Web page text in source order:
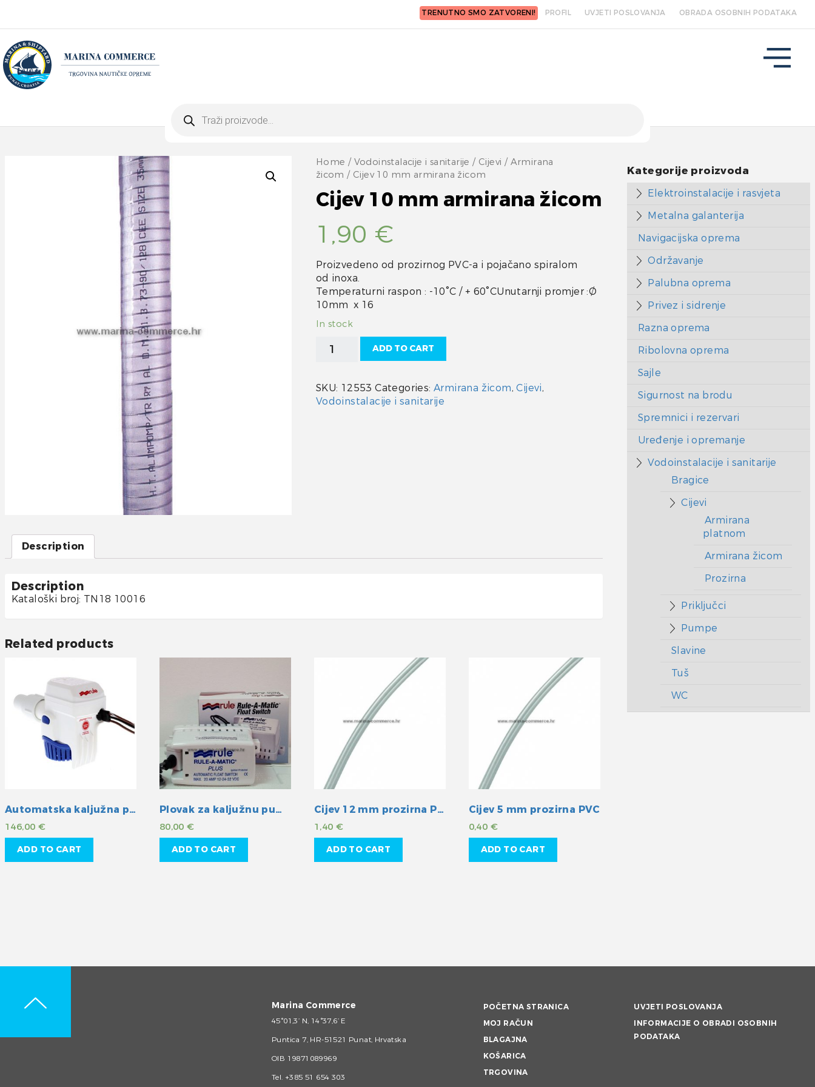
TRENUTNO SMO ZATVORENI! PROFIL UVJETI POSLOVANJA OBRADA OSOBNIH PODATAKA
search
Home / Vodoinstalacije i sanitarije / Cijevi / Armirana
žicom / Cijev 10 mm armirana žicom
Cijev 10 mm armirana žicom
1,90 €
Proizvedeno od prozirnog PVC-a i pojačano spiralom
od inoxa.
Temperaturni raspon : -10°C / + 60°CUnutarnji promjer :Ø
10mm x 16
In stock
Cijev
armirana
žicom
quantity
ADD TO CART
SKU: 12553 Categories: Armirana žicom,Cijevi,
Vodoinstalacije i sanitarije
Description
Description
Kataloški broj: TN18 10016
Related products
Automatska kaljužna pumpa 500GPH 12V
146,00 €
ADD TO CART
Plovak za kaljužnu pumpu Rule
80,00€
ADD TO CART
Cijev 12 mm prozirna PVC
1,40 €
ADD TO CART
Cijev 5 mm prozirna PVC
0,40 €
ADD TO CART
Kategorije proizvoda
Elektroinstalacije i rasvjeta
Metalna galanterija
Navigacijska oprema
Održavanje
Palubna oprema
Privez i sidrenje
Razna oprema
Ribolovna oprema
Sajle
Sigurnost na brodu
Spremnici i rezervari
Uređenje i opremanje
Vodoinstalacije i sanitarije
Bragice
Cijevi
Armirana
platnom
Armirana žicom
Prozirna
Priključci
Pumpe
Slavine
Tuš
WC
Marina Commerce
45°01,3’ N, 14°37,6’ E
Puntica 7, HR-51521 Punat, Hrvatska
OIB 19871089969
Tel. +385 51 654 303
POČETNA STRANICA
MOJ RAČUN
BLAGAJNA
KOŠARICA
TRGOVINA
UVJETI POSLOVANJA
INFORMACIJE O OBRADI OSOBNIH
PODATAKA